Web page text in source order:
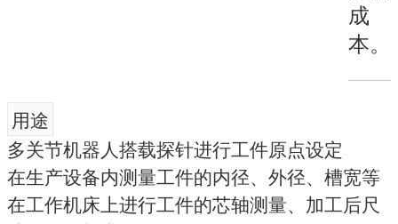
成
本。
用途
多关节机器人搭载探针进行工件原点设定
在生产设备内测量工件的内径、外径、槽宽等
在工作机床上进行工件的芯轴测量、加工后尺